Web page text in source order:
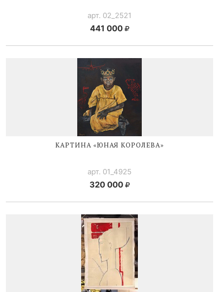
арт. 02_2521
441 000
КАРТИНА «ЮНАЯ КОРОЛЕВА»
арт. 01_4925
320 000